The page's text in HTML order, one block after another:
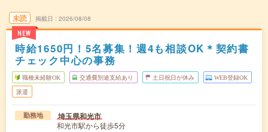
未読
NEW
掲載日 2026/08/08
時給1650円！5名募集！週4も相談OK＊契約書
チェック中心の事務
職種未経験OK 交通費別途支給あり 土日祝日が休み WEB登録OK
派遣
勤務地 埼玉県和光市
和光市駅から徒歩5分